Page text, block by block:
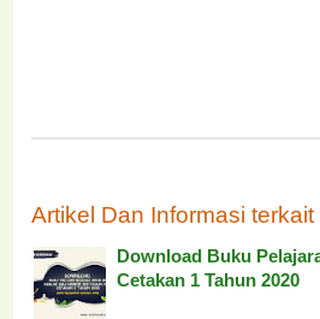
Artikel Dan Informasi terkait
Download Buku
Cetakan 1 Tahun 2020